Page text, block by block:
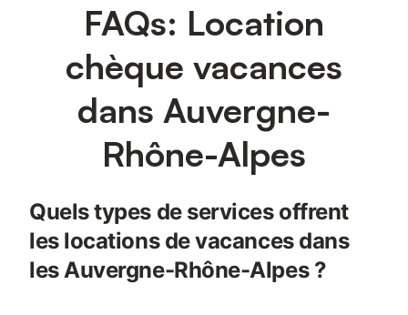
FAQs: Location
chèque vacances
dans Auvergne-
Rhône-Alpes
Quels types de services offrent
les locations de vacances dans
les Auvergne-Rhône-Alpes ?